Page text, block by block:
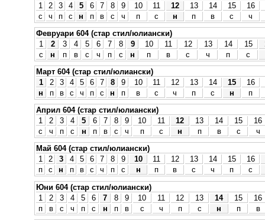
1
2 3 4 5 6 7 8 9 10 11 12 13 14 15
16
с
ч п с н п в с ч п с н п в с
ч
Февруари 604 (стар стил/юлиански)
1
2 3 4 5 6 7 8 9 10 11 12 13 14 15
с
н п в с ч п с н п в с ч п
с
Март 604 (стар стил/юлиански)
1
2 3 4 5 6 7 8 9 10 11 12 13 14 15
16
н
п в с ч п с н п в с ч п с н
п
Април 604 (стар стил/юлиански)
1
2 3 4 5 6 7 8 9 10 11 12 13 14 15
16
с
ч п с н п в с ч п с н п в с
ч
Май 604 (стар стил/юлиански)
1
2 3 4 5 6 7 8 9 10 11 12 13 14 15
16
п
с н п в с ч п с н п в с ч п
с
Юни 604 (стар стил/юлиански)
1
2 3 4 5 6 7 8 9 10 11 12 13 14 15
16
п
в с ч п с н п в с ч п с н п
в